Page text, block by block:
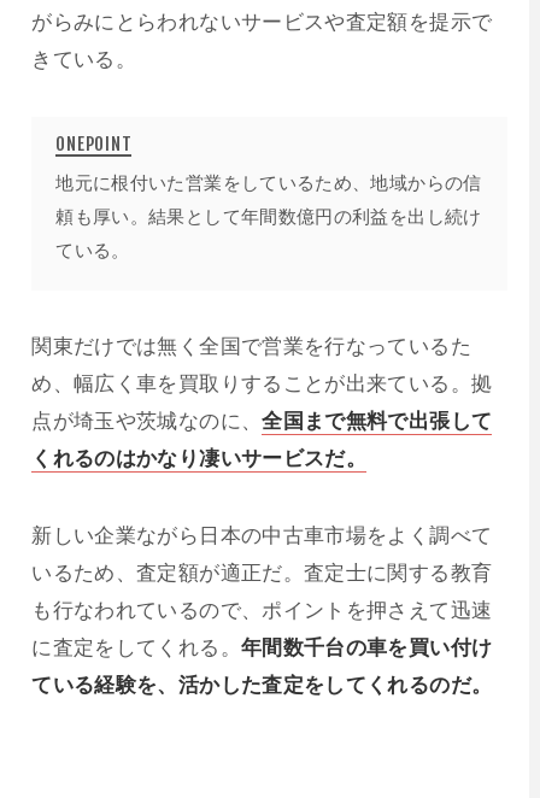
がらみにとらわれないサービスや査定額を提示で
きている。
地元に根付いた営業をしているため、地域からの信
頼も厚い。結果として年間数億円の利益を出し続け
ている。
関東だけでは無く全国で営業を行なっているた
め、幅広く車を買取りすることが出来ている。拠
点が埼玉や茨城なのに、全国まで無料で出張して
くれるのはかなり凄いサービスだ。
新しい企業ながら日本の中古車市場をよく調べて
いるため、査定額が適正だ。査定士に関する教育
も行なわれているので、ポイントを押さえて迅速
に査定をしてくれる。 年間数千台の車を買い付け
ている経験を、活かした査定をしてくれるのだ。